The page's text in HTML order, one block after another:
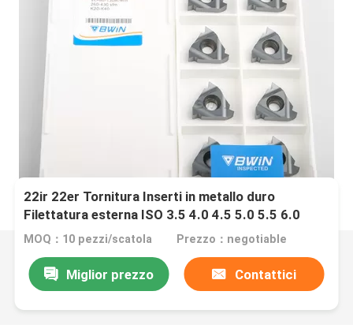
22ir 22er Tornitura Inserti in metallo duro
Filettatura esterna ISO 3.5 4.0 4.5 5.0 5.5 6.0
MOQ：10 pezzi/scatola Prezzo：negotiable
Miglior prezzo Contattici